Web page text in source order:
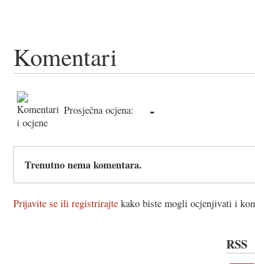
Komentari
Prosječna ocjena: -
Trenutno nema komentara.
Prijavite se ili registrirajte kako biste mogli ocjenjivati i
RSS